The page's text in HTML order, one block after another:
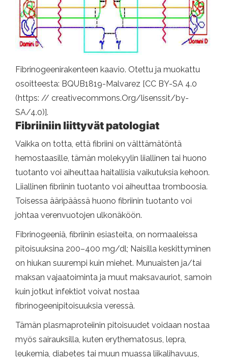
Fibrinogeenirakenteen kaavio. Otettu ja muokattu
osoitteesta: BQUB1819-Malvarez [CC BY-SA 4.0
(https: // creativecommons.Org/lisenssit/by-
SA/4.0)].
Fibriiniin liittyvät patologiat
Vaikka on totta, että fibriini on välttämätöntä
hemostaasille, tämän molekyylin liiallinen tai huono
tuotanto voi aiheuttaa haitallisia vaikutuksia kehoon.
Liiallinen fibriinin tuotanto voi aiheuttaa tromboosia.
Toisessa ääripäässä huono fibriinin tuotanto voi
johtaa verenvuotojen ulkonäköön.
Fibrinogeeniä, fibriinin esiasteita, on normaaleissa
pitoisuuksina 200–400 mg/dl; Naisilla keskittyminen
on hiukan suurempi kuin miehet. Munuaisten ja/tai
maksan vajaatoiminta ja muut maksavauriot, samoin
kuin jotkut infektiot voivat nostaa
fibrinogeenipitoisuuksia veressä.
Tämän plasmaproteiinin pitoisuudet voidaan nostaa
myös sairauksilla, kuten erythematosus, lepra,
leukemia, diabetes tai muun muassa liikalihavuus,